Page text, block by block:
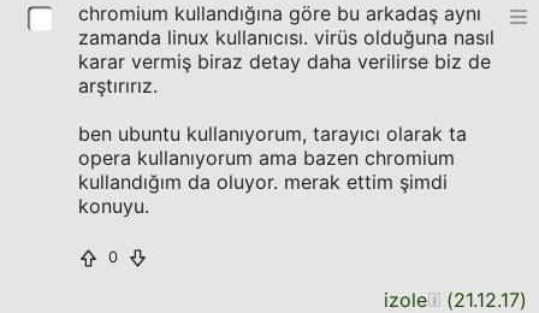
chromium kullandığına göre bu arkadaş aynı
zamanda linux kullanıcısı. virüs olduğuna nasıl
karar vermiş biraz detay daha verilirse biz de
arştırırız.
ben ubuntu kullanıyorum, tarayıcı olarak ta
opera kullanıyorum ama bazen chromium
kullandığım da oluyor. merak ettim şimdi
konuyu.
0
izole (21.12.17)